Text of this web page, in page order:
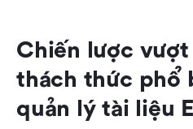
Chiến lược
thách thức phổ
quản lý tài liệu